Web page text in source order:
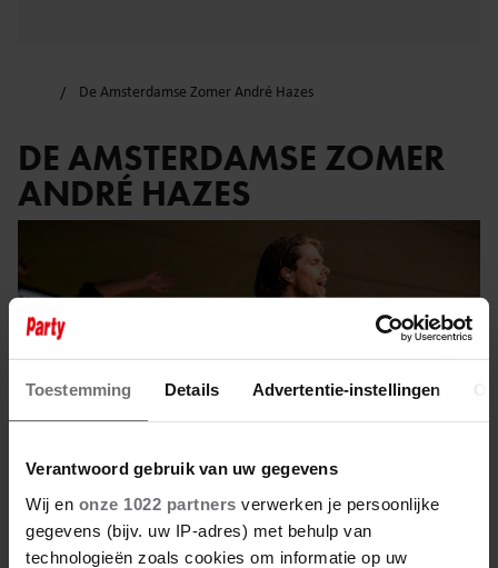
Toestemming Details Advertentie-instellingen
Verantwoord gebruik van uw gegevens
Wij en onze 1022 partners verwerken je persoonlijke
gegevens (bijv. uw IP-adres) met behulp van
technologieën zoals cookies om informatie op uw
De Amsterdamse Zomer André Hazes
DE AMSTERDAMSE ZOMER
ANDRÉ HAZES